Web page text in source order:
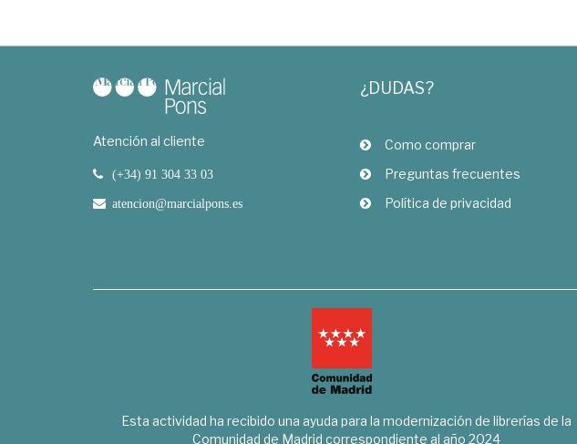
Atención al cliente
(+34) 91 304 33 03
atencion@marcialpons.es
¿DUDAS?
Como comprar
Preguntas frecuentes
Política de privacidad
Esta actividad ha recibido una ayuda para la modernización de librerías de la
Comunidad de Madrid correspondiente al año 2024